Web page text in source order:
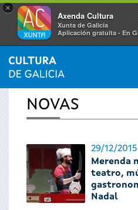
×
Axenda Cultura
Xunta de Galicia
Aplicación gratuíta - En
Vostede
está
aquí
INICIO › ACTUALIDADE
NOVAS
29/12/2015
Merenda
teatro,
Nadal